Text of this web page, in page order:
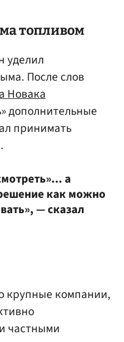
топливом
уделил
После слов
Новака
дополнительные
принимать
а
как можно
— сказал
крупные компании,
частными